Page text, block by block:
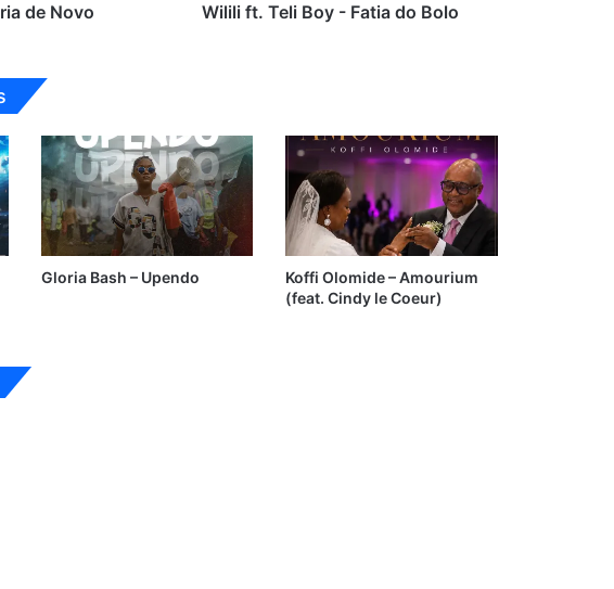
de Novo Wilili ft. Teli Boy - Fatia do Bolo
Gloria Bash – Upendo
Koffi Olomide – Amourium
(feat. Cindy le Coeur)